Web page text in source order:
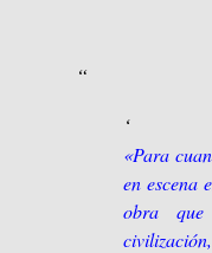
«Para
en escena
obra